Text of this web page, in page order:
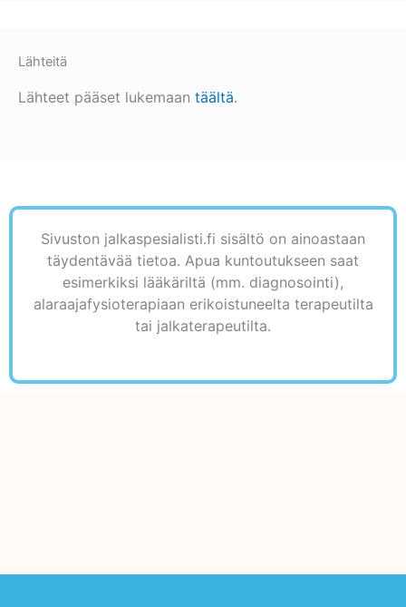
Lähteitä
Lähteet pääset lukemaan täältä.
Sivuston jalkaspesialisti.fi sisältö on ainoastaan
täydentävää tietoa. Apua kuntoutukseen saat
esimerkiksi lääkäriltä (mm. diagnosointi),
alaraajafysioterapiaan erikoistuneelta terapeutilta
tai jalkaterapeutilta.